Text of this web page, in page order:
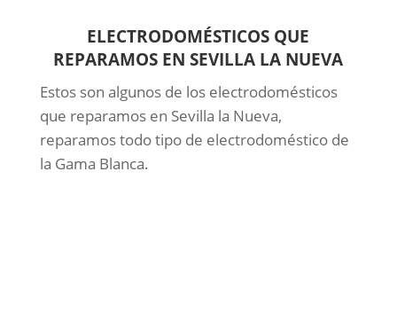
ELECTRODOMÉSTICOS QUE
REPARAMOS EN SEVILLA LA NUEVA
Estos son algunos de los electrodomésticos
que reparamos en Sevilla la Nueva,
reparamos todo tipo de electrodoméstico de
la Gama Blanca.